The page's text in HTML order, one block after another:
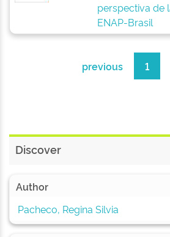
perspectiva de
ENAP-Brasil
previous 1
Discover
Author
Pacheco, Regina Silvia